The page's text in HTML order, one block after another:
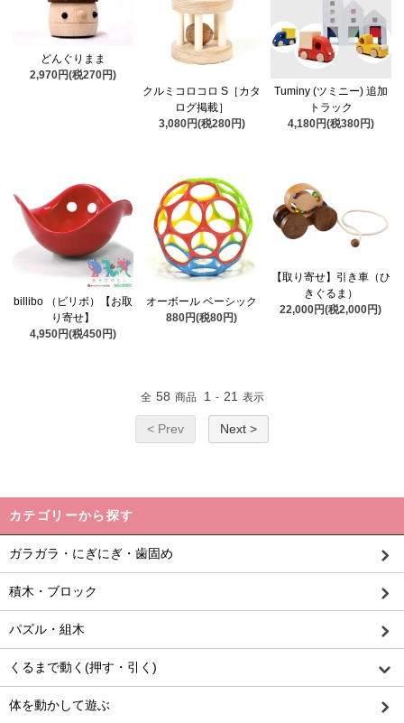
どんぐりまま
2,970円(税270円)
クルミコロコロ S［カタ
ログ掲載］
3,080円(税280円)
Tuminy (ツミニー) 追加
トラック
4,180円(税380円)
billibo （ビリボ）【お取
り寄せ】
4,950円(税450円)
オーボール ベーシック
880円(税80円)
【取り寄せ】引き車（ひ
きぐるま）
22,000円(税2,000円)
全 58 商品 1 - 21 表示
< Prev Next >
カテゴリーから探す
ガラガラ・にぎにぎ・歯固め
積木・ブロック
パズル・組木
くるまで動く(押す・引く)
体を動かして遊ぶ